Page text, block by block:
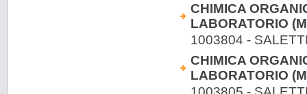
CHIMICA
LABORATORIO
1003804 -
CHIMICA
LABORATORIO